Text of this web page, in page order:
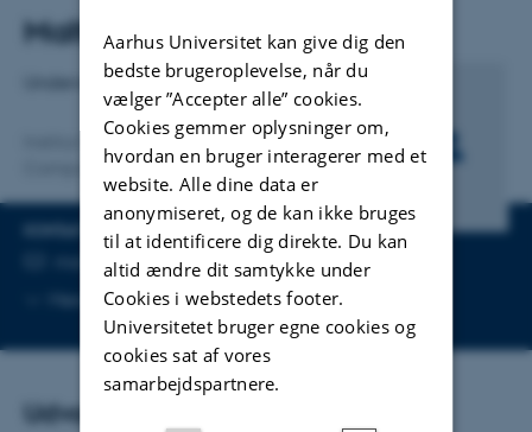
Malthe Brændholt
Titel
Undervisningsassistent
Primær tilknytning
Institut for Elektro- og
Computerteknologi
KONTAKTINFO
MAILADRESSE
malthe@ece.au.dk
Kopier
mailadresse
Aarhus N
Udvalgte publikationer
Aarhus Universitet kan give dig den
bedste brugeroplevelse, når du
vælger ”Accepter alle” cookies.
Cookies gemmer oplysninger om,
hvordan en bruger interagerer med et
website. Alle dine data er
anonymiseret, og de kan ikke bruges
til at identificere dig direkte. Du kan
altid ændre dit samtykke under
Cookies i webstedets footer.
Universitetet bruger egne cookies og
cookies sat af vores
samarbejdspartnere.